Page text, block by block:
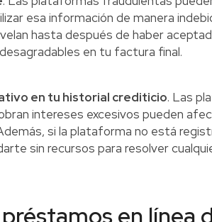
esa información de manera
hasta después de haber
en tu factura final.
en tu historial crediticio. Las
intereses excesivos pueden
si la plataforma no está
sin recursos para resolver